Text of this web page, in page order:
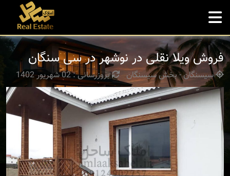
فروش ویلا نقلی در نوشهر در سی سنگان
سیسنگان - بخش سیسنگان بروزرسانی : 02 شهریور 1402